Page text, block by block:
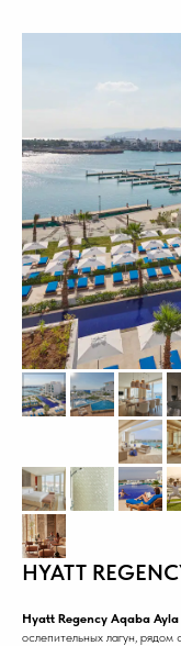
HYATT
Hyatt Regency Aqaba Ayla
ослепительных лагун,